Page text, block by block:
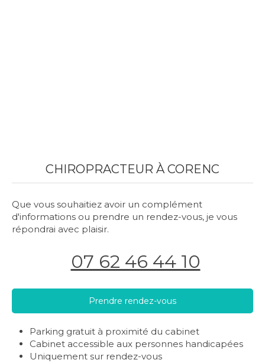
CHIROPRACTEUR À CORENC
Que vous souhaitiez avoir un complément
d'informations ou prendre un rendez-vous, je vous
répondrai avec plaisir.
07 62 46 44 10
Prendre rendez-vous
Parking gratuit à proximité du cabinet
Cabinet accessible aux personnes handicapées
Uniquement sur rendez-vous